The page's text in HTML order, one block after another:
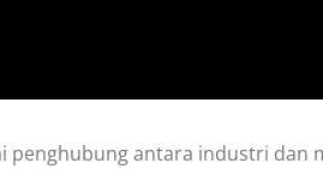
penghubung antara industri dan